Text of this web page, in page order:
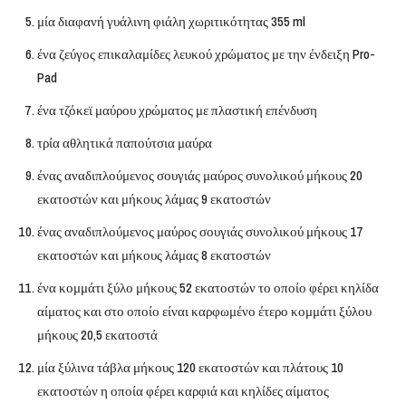
μία διαφανή γυάλινη φιάλη χωριτικότητας 355 ml
ένα ζεύγος επικαλαμίδες λευκού χρώματος με την ένδειξη Pro-
Pad
ένα τζόκεϊ μαύρου χρώματος με πλαστική επένδυση
τρία αθλητικά παπούτσια μαύρα
ένας αναδιπλούμενος σουγιάς μαύρος συνολικού μήκους 20
εκατοστών και μήκους λάμας 9 εκατοστών
ένας αναδιπλούμενος μαύρος σουγιάς συνολικού μήκους 17
εκατοστών και μήκους λάμας 8 εκατοστών
ένα κομμάτι ξύλο μήκους 52 εκατοστών το οποίο φέρει κηλίδα
αίματος και στο οποίο είναι καρφωμένο έτερο κομμάτι ξύλου
μήκους 20,5 εκατοστά
μία ξύλινα τάβλα μήκους 120 εκατοστών και πλάτους 10
εκατοστών η οποία φέρει καρφιά και κηλίδες αίματος